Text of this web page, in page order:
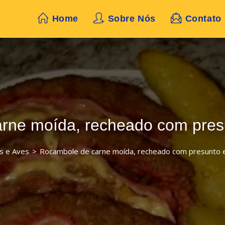
Home Sobre Nós Contato
moída, recheado com
e Aves > Rocambole de carne moída, recheado com presunto